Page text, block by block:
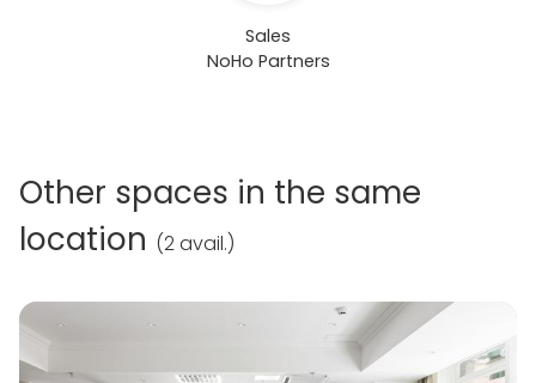
Sales
NoHo Partners
Other spaces in the same
location (2 avail.)